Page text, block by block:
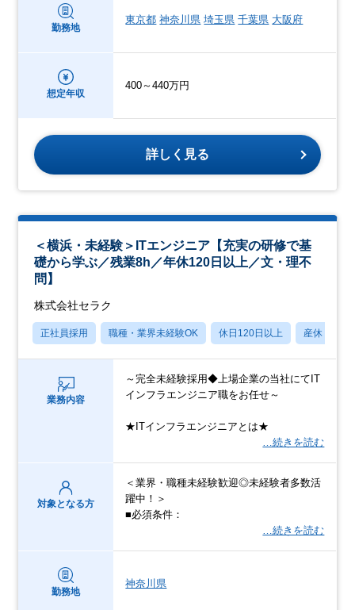
勤務地
東京都 神奈川県 埼玉県 千葉県 大阪府
想定年収
400～440万円
詳しく見る
＜横浜・未経験＞ITエンジニア【充実の研修で基
礎から学ぶ／残業8h／年休120日以上／文・理不
問】
株式会社セラク
正社員採用 職種・業界未経験OK 休日120日以上 産休・育休
業務内容
～完全未経験採用◆上場企業の当社にてIT
インフラエンジニア職をお任せ～
★ITインフラエンジニアとは★
…続きを読む
対象となる方
＜業界・職種未経験歓迎◎未経験者多数活
躍中！＞
■必須条件：
…続きを読む
勤務地
神奈川県